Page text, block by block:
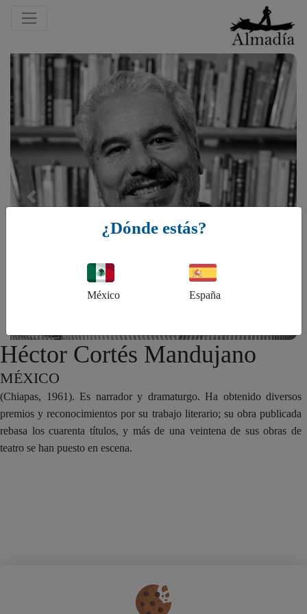
Previous
Héctor Cortés Mandujano
MÉXICO
(Chiapas, 1961). Es narrador y dramaturgo. Ha obtenido diversos
premios y reconocimientos por su trabajo literario; su obra publicada
rebasa los cuarenta títulos, y más de una veintena de sus obras de
teatro se han puesto en escena.
¿Dónde estás?
México España